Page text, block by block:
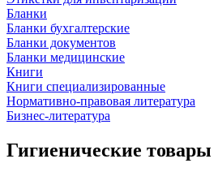
Бланки
Бланки бухгалтерские
Бланки документов
Бланки медицинские
Книги
Книги специализированные
Нормативно-правовая литература
Бизнес-литература
Гигиенические товары